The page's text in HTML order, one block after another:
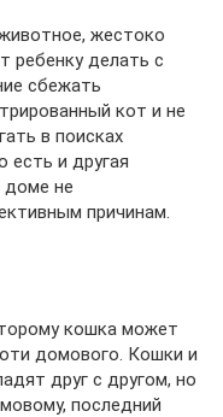
жестоко
ребенку делать с
сбежать
кот и не
в поисках
есть и другая
доме не
причинам.
кошка может
домового. Кошки и
друг с другом, но
последний